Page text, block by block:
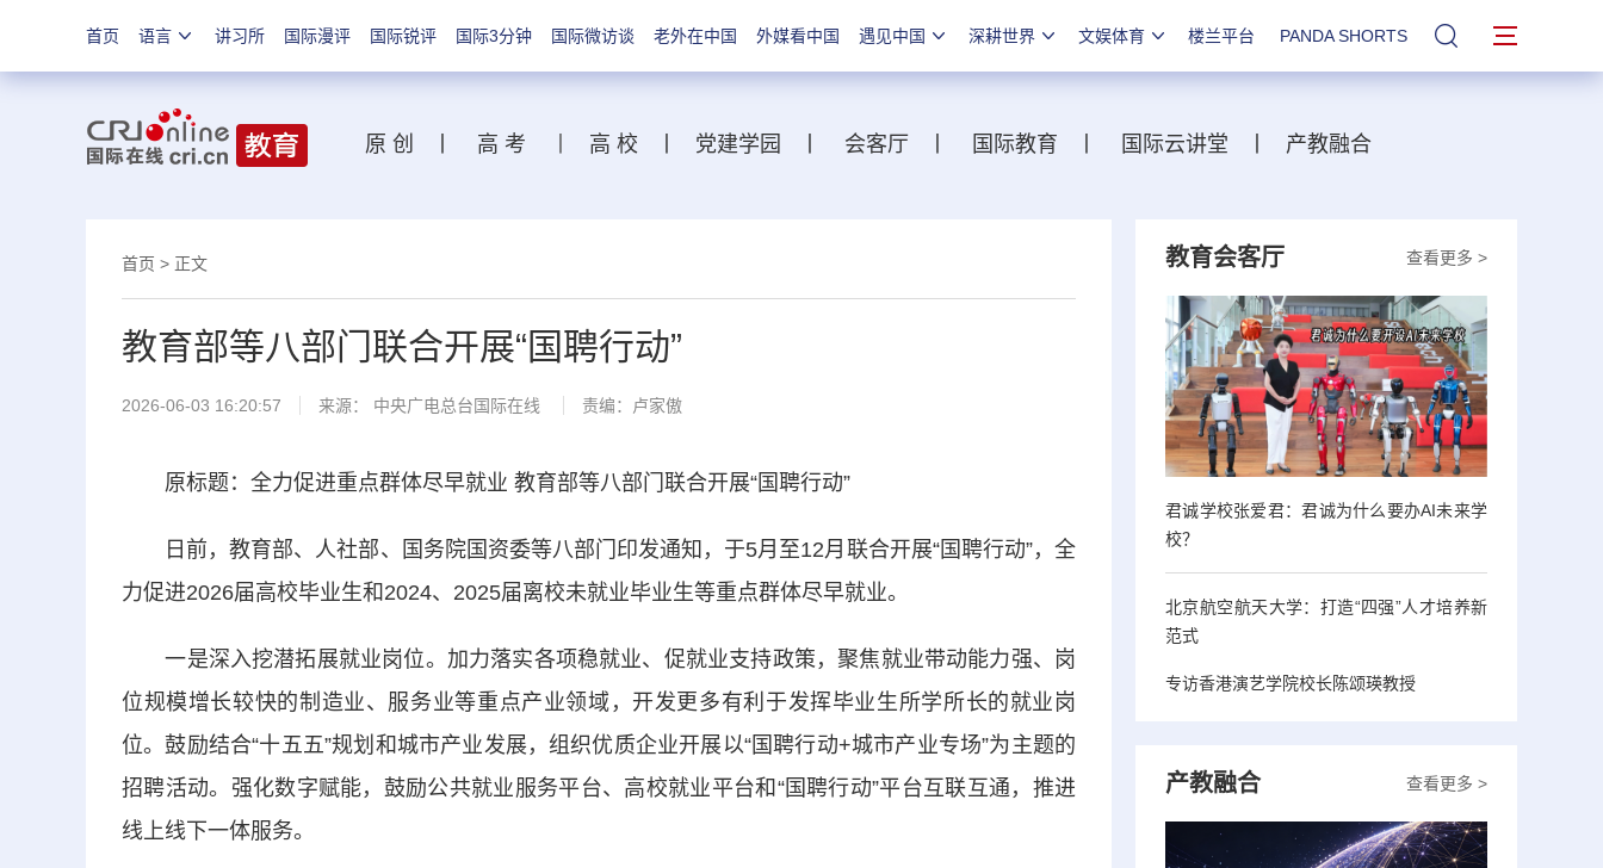
首页 语言 讲习所 国际漫评 国际锐评 国际3分钟 国际微访谈 老外在中国 外媒看中国 遇见中国 深耕世界 文娱体育 楼兰平台 PANDA SHORTS 站内搜索
原 创 高 考 高 校 党建学园 会客厅 国际教育 国际云讲堂 产教融合
首页 > 正文
教育部等八部门联合开展“国聘行动”
2026-06-03 16:20:57 来源： 中央广电总台国际在线 责编：卢家傲
原标题：全力促进重点群体尽早就业 教育部等八部门联合开展“国聘行动”
日前，教育部、人社部、国务院国资委等八部门印发通知，于5月至12月联合开展“国聘行动”，全
力促进2026届高校毕业生和2024、2025届离校未就业毕业生等重点群体尽早就业。
一是深入挖潜拓展就业岗位。加力落实各项稳就业、促就业支持政策，聚焦就业带动能力强、岗
位规模增长较快的制造业、服务业等重点产业领域，开发更多有利于发挥毕业生所学所长的就业岗
位。鼓励结合“十五五”规划和城市产业发展，组织优质企业开展以“国聘行动+城市产业专场”为主题的
招聘活动。强化数字赋能，鼓励公共就业服务平台、高校就业平台和“国聘行动”平台互联互通，推进
线上线下一体服务。
查看更多 >
教育会客厅
君诚学校张爱君：君诚为什么要办AI未来学
校？
北京航空航天大学：打造“四强”人才培养新
范式
专访香港演艺学院校长陈颂瑛教授
查看更多 >
产教融合